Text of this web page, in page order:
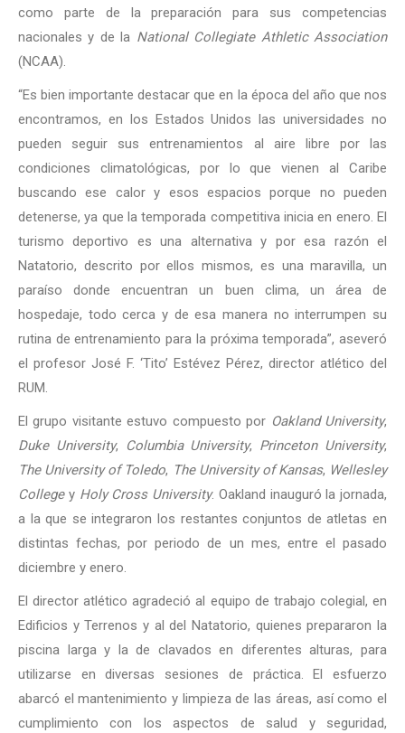
como parte de la preparación para sus competencias
nacionales y de la National Collegiate Athletic Association
(NCAA).
“Es bien importante destacar que en la época del año que nos
encontramos, en los Estados Unidos las universidades no
pueden seguir sus entrenamientos al aire libre por las
condiciones climatológicas, por lo que vienen al Caribe
buscando ese calor y esos espacios porque no pueden
detenerse, ya que la temporada competitiva inicia en enero. El
turismo deportivo es una alternativa y por esa razón el
Natatorio, descrito por ellos mismos, es una maravilla, un
paraíso donde encuentran un buen clima, un área de
hospedaje, todo cerca y de esa manera no interrumpen su
rutina de entrenamiento para la próxima temporada”, aseveró
el profesor José F. ‘Tito’ Estévez Pérez, director atlético del
RUM.
El grupo visitante estuvo compuesto por Oakland University,
Duke University, Columbia University, Princeton University,
The University of Toledo, The University of Kansas, Wellesley
Collegey Holy Cross University. Oakland inauguró la jornada,
a la que se integraron los restantes conjuntos de atletas en
distintas fechas, por periodo de un mes, entre el pasado
diciembre y enero.
El director atlético agradeció al equipo de trabajo colegial, en
Edificios y Terrenos y al del Natatorio, quienes prepararon la
piscina larga y la de clavados en diferentes alturas, para
utilizarse en diversas sesiones de práctica. El esfuerzo
abarcó el mantenimiento y limpieza de las áreas, así como el
cumplimiento con los aspectos de salud y seguridad,